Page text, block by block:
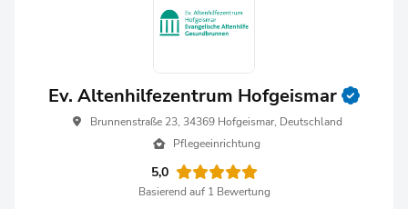
Ev. Altenhilfezentrum Hofgeismar
Brunnenstraße 23, 34369 Hofgeismar, Deutschland
Pflegeeinrichtung
5,0
Basierend auf 1 Bewertung